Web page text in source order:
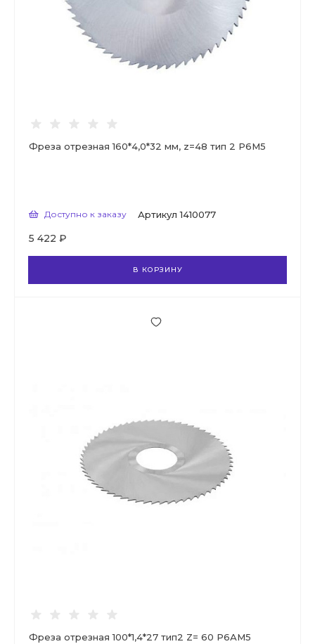
Фреза отрезная 160*4,0*32 мм, z=48 тип 2 Р6М5
Доступно к заказу Артикул 1410077
5 422 ₽
В КОРЗИНУ
Фреза отрезная 100*1,4*27 тип2 Z= 60 Р6АМ5